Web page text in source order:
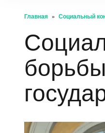
Главная Социальный